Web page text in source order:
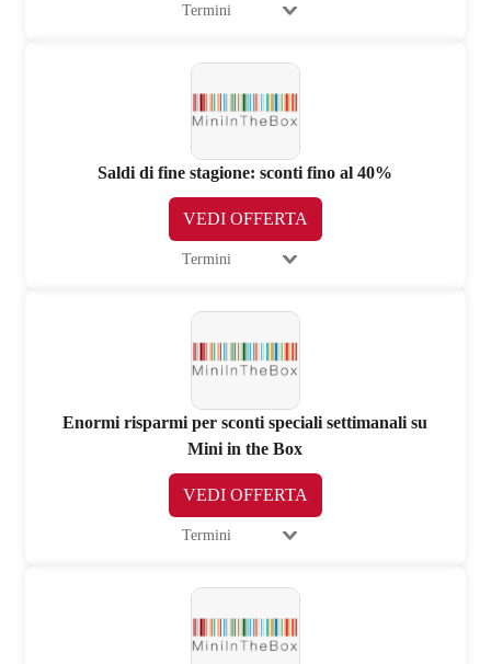
Termini
Saldi di fine stagione: sconti fino al 40%
VEDI OFFERTA
Termini
Enormi risparmi per sconti speciali settimanali su
Mini in the Box
VEDI OFFERTA
Termini